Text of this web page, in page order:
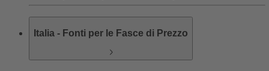
Italia - Fonti per le Fasce di Prezzo